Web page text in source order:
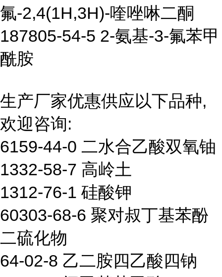
氟-2,4(1H,3H)-喹唑啉二酮
187805-54-5 2-氨基-3-氟苯甲
酰胺
生产厂家优惠供应以下品种,
欢迎咨询:
6159-44-0 二水合乙酸双氧铀
1332-58-7 高岭土
1312-76-1 硅酸钾
60303-68-6 聚对叔丁基苯酚
二硫化物
64-02-8 乙二胺四乙酸四钠